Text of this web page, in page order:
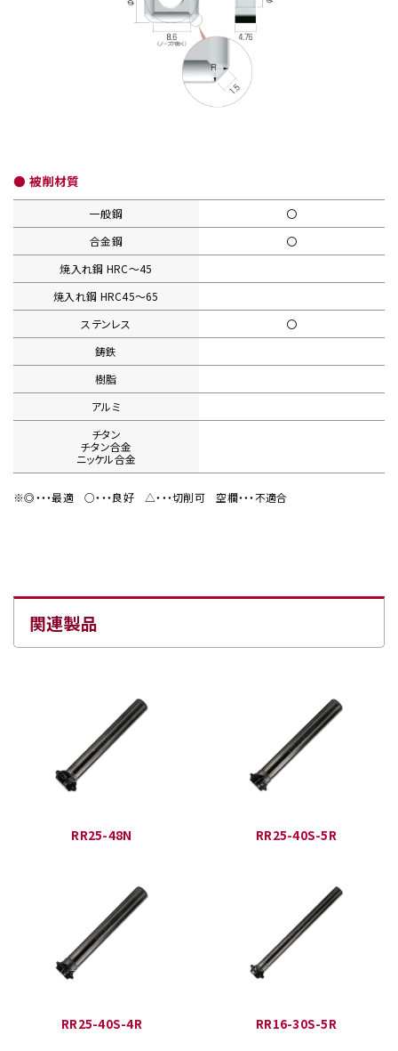
● 被削材質
一般鋼
〇
合金鋼
〇
焼入れ鋼 HRC〜45
焼入れ鋼 HRC45〜65
ステンレス
〇
鋳鉄
樹脂
アルミ
チタン
チタン合金
ニッケル合金
※◎・・・最適○・・・良好△・・・切削可 空欄・・・不適合
関連製品
RR25-48N RR25-40S-5R
RR25-40S-4R RR16-30S-5R